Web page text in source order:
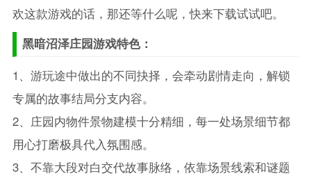
欢这款游戏的话，那还等什么呢，快来下载试试吧。
黑暗沼泽庄园游戏特色：
1、游玩途中做出的不同抉择，会牵动剧情走向，解锁
专属的故事结局分支内容。
2、庄园内物件景物建模十分精细，每一处场景细节都
用心打磨极具代入氛围感。
3、不靠大段对白交代故事脉络，依靠场景线索和谜题